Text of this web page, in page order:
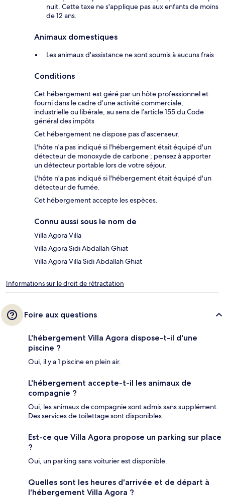
nuit. Cette taxe ne s'applique pas aux enfants de moins
de 12 ans.
Animaux domestiques
Les animaux d'assistance ne sont soumis à aucuns frais
Conditions
Cet hébergement est géré par un hôte professionnel et
fourni dans le cadre d’une activité commerciale,
industrielle ou libérale, au sens de l’article 155 du Code
général des impôts
Cet hébergement ne dispose pas d'ascenseur.
L'hôte n'a pas indiqué si l'hébergement était équipé d'un
détecteur de monoxyde de carbone ; pensez à apporter
un détecteur portable lors de votre séjour.
L'hôte n'a pas indiqué si l'hébergement était équipé d'un
détecteur de fumée.
Cet hébergement accepte les espèces.
Connu aussi sous le nom de
Villa Agora Villa
Villa Agora Sidi Abdallah Ghiat
Villa Agora Villa Sidi Abdallah Ghiat
Informations sur le droit de rétractation
Foire aux questions
L'hébergement Villa Agora dispose-t-il d'une
piscine ?
Oui, il y a 1 piscine en plein air.
L'hébergement accepte-t-il les animaux de
compagnie ?
Oui, les animaux de compagnie sont admis sans supplément.
Des services de toilettage sont disponibles.
Est-ce que Villa Agora propose un parking sur place
?
Oui, un parking sans voiturier est disponible.
Quelles sont les heures d'arrivée et de départ à
l'hébergement Villa Agora ?